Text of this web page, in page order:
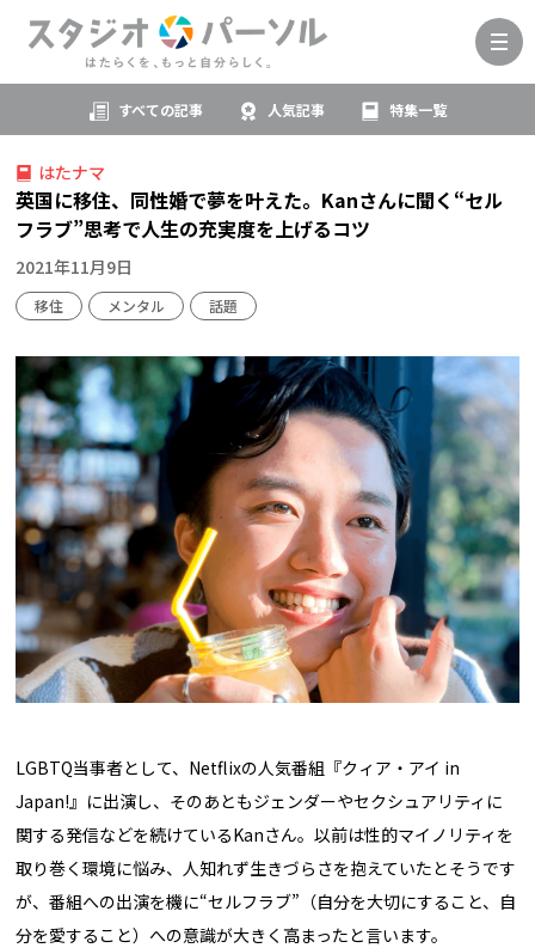
すべての記事 人気記事 特集一覧
はたナマ
英国に移住、同性婚で夢を叶えた。Kanさんに聞く“セル
フラブ”思考で人生の充実度を上げるコツ
2021年11月9日
移住 メンタル 話題
LGBTQ当事者として、Netflixの人気番組『クィア・アイ in
Japan!』に出演し、そのあともジェンダーやセクシュアリティに
関する発信などを続けているKanさん。以前は性的マイノリティを
取り巻く環境に悩み、人知れず生きづらさを抱えていたとそうです
が、番組への出演を機に“セルフラブ”（自分を大切にすること、自
分を愛すること）への意識が大きく高まったと言います。